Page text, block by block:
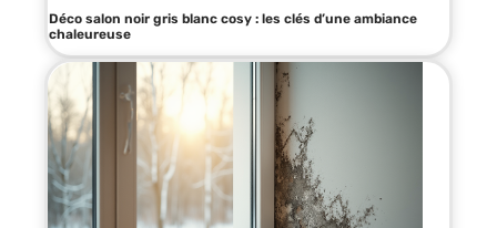
Déco salon noir gris blanc cosy : les clés d’une ambiance
chaleureuse